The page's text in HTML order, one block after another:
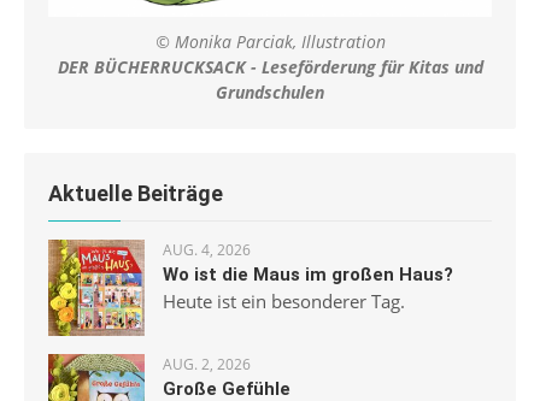
© Monika Parciak, Illustration
DER BÜCHERRUCKSACK - Leseförderung für Kitas und
Grundschulen
Aktuelle Beiträge
AUG. 4, 2026
Wo ist die Maus im großen Haus?
Heute ist ein besonderer Tag.
AUG. 2, 2026
Große Gefühle